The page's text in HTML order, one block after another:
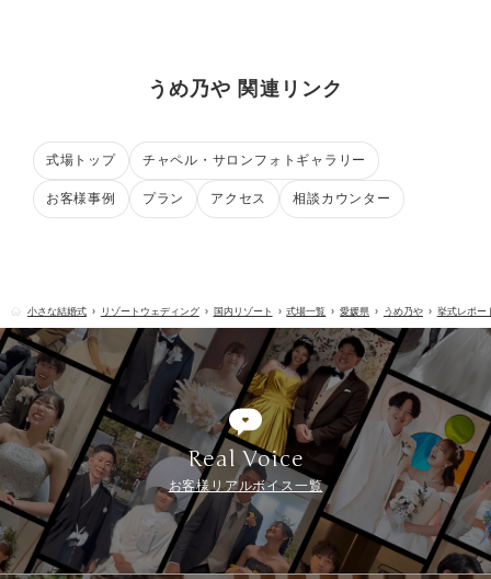
うめ乃や 関連リンク
式場トップ チャペル・サロンフォトギャラリー
お客様事例 プラン アクセス 相談カウンター
小さな結婚式 リゾートウェディング 国内リゾート 式場一覧 愛媛県 うめ乃や 挙式レポー
Real Voice
お客様リアルボイス一覧